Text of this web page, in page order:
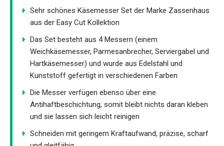
Sehr schönes Käsemesser Set der Marke Zassenhaus
aus der Easy Cut Kollektion
Das Set besteht aus 4 Messern (einem
Weichkäsemesser, Parmesanbrecher, Serviergabel und
Hartkäsemesser) und wurde aus Edelstahl und
Kunststoff gefertigt in verschiedenen Farben
Die Messer verfügen ebenso über eine
Antihaftbeschichtung, somit bleibt nichts daran kleben
und sie lassen sich leicht reinigen
Schneiden mit geringem Kraftaufwand, präzise, scharf